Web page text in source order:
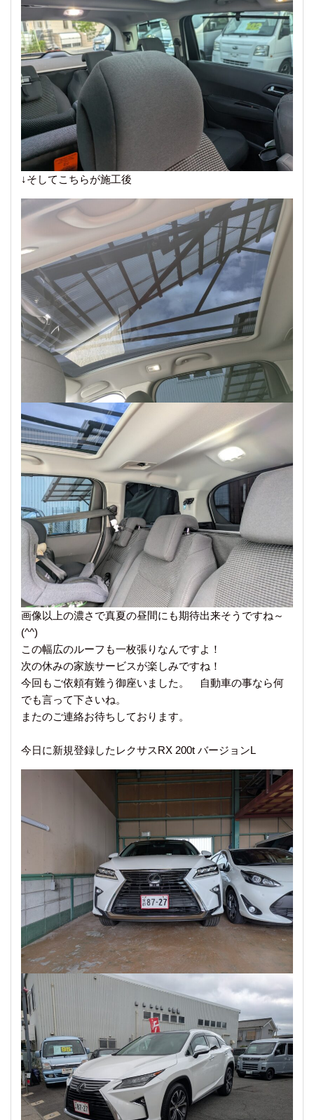
↓そしてこちらが施工後
画像以上の濃さで真夏の昼間にも期待出来そうですね～
(^^)
この幅広のルーフも一枚張りなんですよ！
次の休みの家族サービスが楽しみですね！
今回もご依頼有難う御座いました。 自動車の事なら何
でも言って下さいね。
またのご連絡お待ちしております。
今日に新規登録したレクサスRX 200t バージョンL